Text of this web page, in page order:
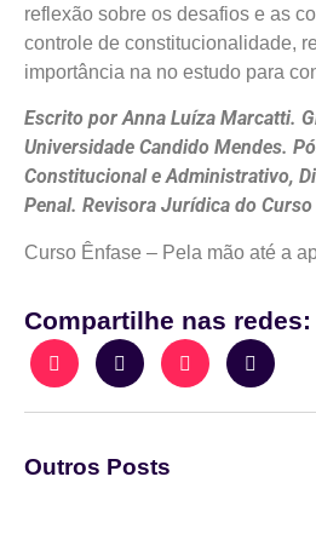
reflexão sobre os desafios e as
controle de constitucionalidade,
importância na no estudo para
Escrito por Anna Luíza Marcatti.
Universidade Candido Mendes.
Constitucional e Administrativo,
Penal. Revisora Jurídica do Curso
Curso Ênfase – Pela mão até a
Compartilhe nas redes:
Outros Posts